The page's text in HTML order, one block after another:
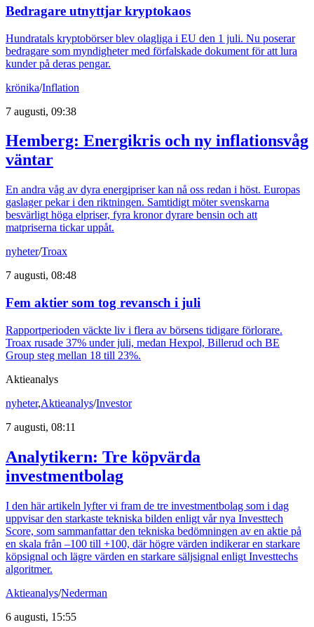
Bedragare utnyttjar kryptokaos
Hundratals kryptobörser blev olagliga i EU den 1 juli. Nu poserar
bedragare som myndigheter med förfalskade dokument för att lura
kunder på deras pengar.
krönika/Inflation
7 augusti, 09:38
Hemberg: Energikris och ny inflationsvåg
väntar
En andra våg av dyra energipriser kan nå oss redan i höst. Europas
gaslager pekar i den riktningen. Samtidigt möter svenskarna
besvärligt höga elpriser, fyra kronor dyrare bensin och att
matpriserna tickar uppåt.
nyheter/Troax
7 augusti, 08:48
Fem aktier som tog revansch i juli
Rapportperioden väckte liv i flera av börsens tidigare förlorare.
Troax rusade 37% under juli, medan Hexpol, Billerud och BE
Group steg mellan 18 till 23%.
Aktieanalys
nyheter,Aktieanalys/Investor
7 augusti, 08:11
Analytikern: Tre köpvärda
investmentbolag
I den här artikeln lyfter vi fram de tre investmentbolag som i dag
uppvisar den starkaste tekniska bilden enligt vår nya Investtech
Score, som sammanfattar den tekniska bedömningen av en aktie på
en skala från –100 till +100, där högre värden indikerar en starkare
köpsignal och lägre värden en starkare säljsignal enligt Investtechs
algoritmer.
Aktieanalys/Nederman
6 augusti, 15:55